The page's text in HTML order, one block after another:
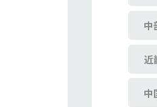
中
近
中